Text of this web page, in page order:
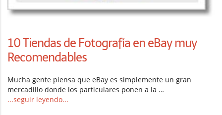
10 Tiendas de Fotografía en eBay muy
Recomendables
Mucha gente piensa que eBay es simplemente un gran
mercadillo donde los particulares ponen a la …
...seguir leyendo...